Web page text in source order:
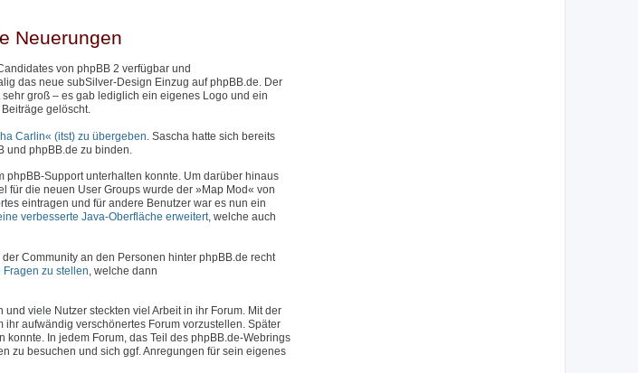
Neuerungen
von phpBB 2 verfügbar und
das neue subSilver-Design Einzug auf phpBB.de. Der
groß – es gab lediglich ein eigenes Logo und ein
gelöscht.
Carlin« (itst) zu übergeben . Sascha hatte sich bereits
und phpBB.de zu binden.
Support unterhalten konnte. Um darüber hinaus
für die neuen User Groups wurde der »Map Mod« von
eintragen und für andere Benutzer war es nun ein
verbesserte Java-Oberfläche erweitert, welche auch
Community an den Personen hinter phpBB.de recht
zu stellen , welche dann
viele Nutzer steckten viel Arbeit in ihr Forum. Mit der
aufwändig verschönertes Forum vorzustellen. Später
konnte. In jedem Forum, das Teil des phpBB.de-Webrings
zu besuchen und sich ggf. Anregungen für sein eigenes